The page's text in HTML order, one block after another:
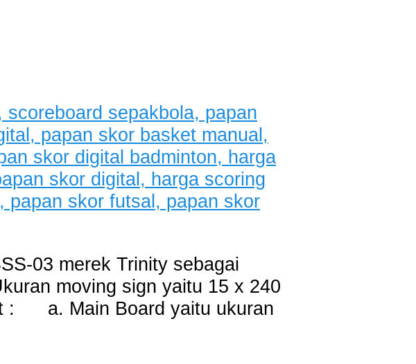
03 merek Trinity sebagai
moving sign yaitu 15 x 240
: a. Main Board yaitu ukuran